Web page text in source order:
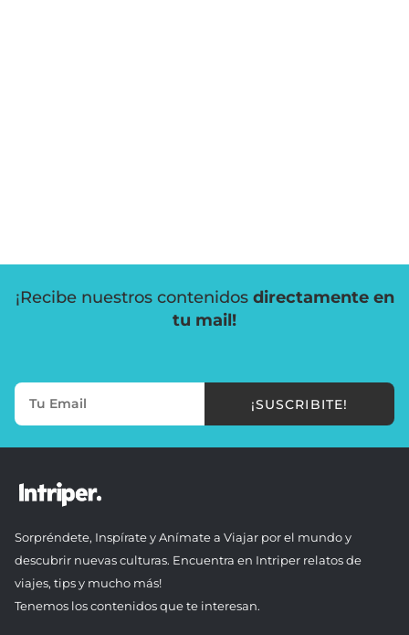
¡Recibe nuestros contenidos directamente en
tu mail!
¡SUSCRIBITE!
Sorpréndete, Inspírate y Anímate a Viajar por el mundo y
descubrir nuevas culturas. Encuentra en Intriper relatos de
viajes, tips y mucho más!
Tenemos los contenidos que te interesan.